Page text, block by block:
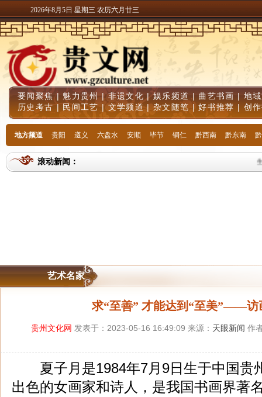
2026年8月5日 星期三 农历六月廿三
要闻聚焦| 魅力贵州|非遗文化 |娱乐频道 | 曲艺书画 | 地
历史考古 | 民间工艺 |文学频道|杂文随笔 |好书推荐 | 创
地方频道 贵阳 遵义 六盘水 安顺 毕节 铜仁 黔西南 黔东南
滚动新闻： 生
艺术名家
求“至善” 才能达到“至美”——访
贵州文化网 发表于：2023-05-16 16:49:09 来源： 天眼新闻 作
夏子月是1984年7月9日生于中国贵
出色的女画家和诗人，是我国书画界著